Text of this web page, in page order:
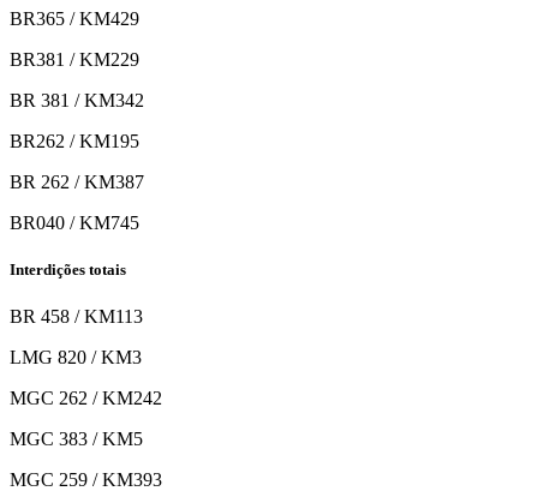
BR365 / KM429
BR381 / KM229
BR 381 / KM342
BR262 / KM195
BR 262 / KM387
BR040 / KM745
Interdições totais
BR 458 / KM113
LMG 820 / KM3
MGC 262 / KM242
MGC 383 / KM5
MGC 259 / KM393